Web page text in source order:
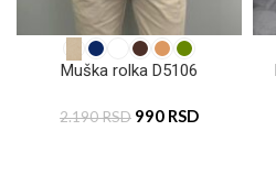
Muška rolka D5106
2.190RSD 990 RSD